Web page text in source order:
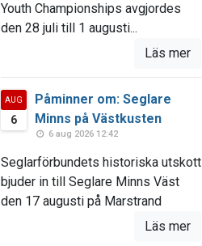
Youth Championships avgjordes
den 28 juli till 1 augusti...
Läs mer
AUG
6
Påminner om: Seglare
Minns på Västkusten
6 aug 2026 12:42
Seglarförbundets historiska utskott
bjuder in till Seglare Minns Väst
den 17 augusti på Marstrand
Läs mer